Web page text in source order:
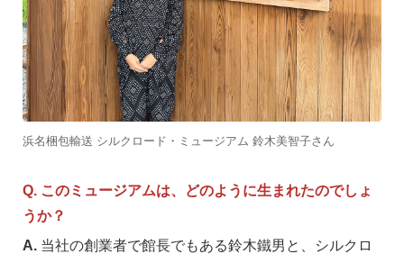
浜名梱包輸送 シルクロード・ミュージアム 鈴木美智子さん
Q. このミュージアムは、どのように生まれたのでしょ
うか？
A. 当社の創業者で館長でもある鈴木鐵男と、シルクロ